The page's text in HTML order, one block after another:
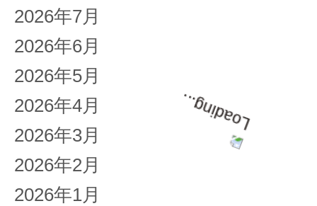
2026年7月
2026年6月
2026年5月
2026年4月
2026年3月
2026年2月
2026年1月